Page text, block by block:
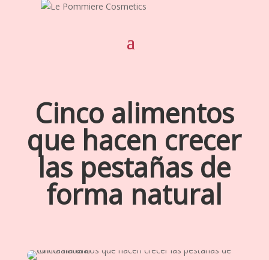
Cinco alimentos
que hacen crecer
las pestañas de
forma natural